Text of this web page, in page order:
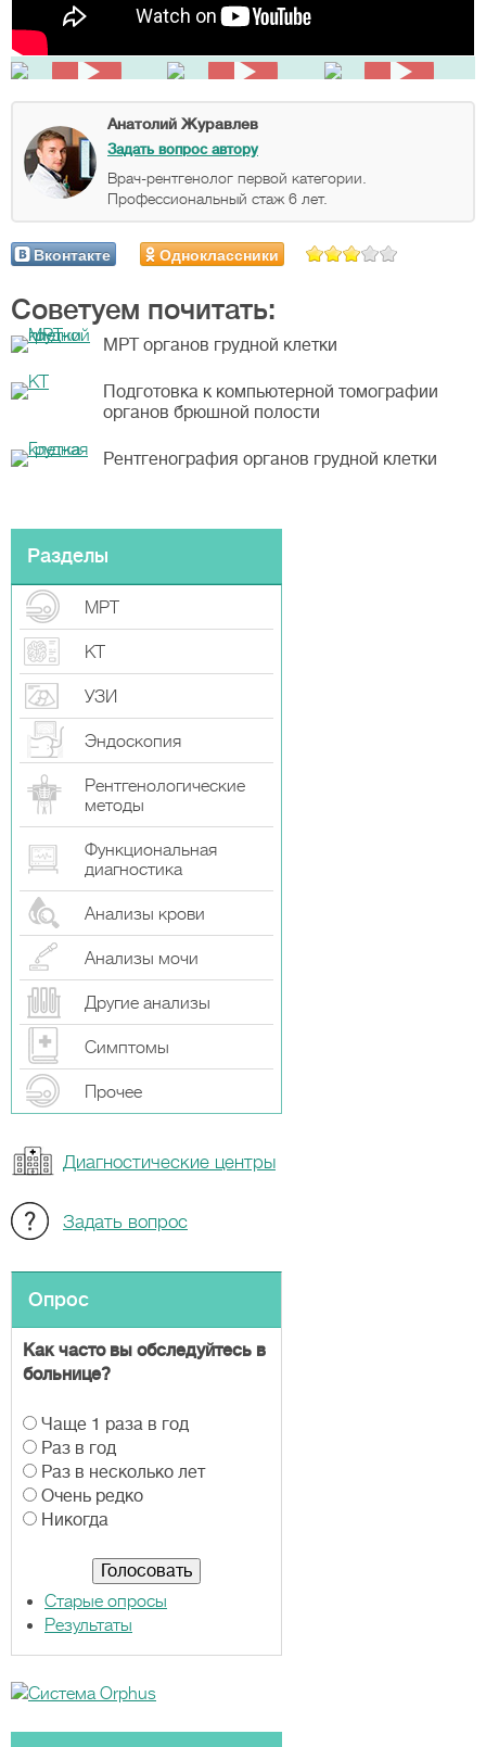
Анатолий Журавлев
Задать вопрос автору
Врач-рентгенолог первой категории.
Профессиональный стаж 6 лет.
Вконтакте Одноклассники
Советуем почитать:
МРТ органов грудной клетки
Подготовка к компьютерной томографии
органов брюшной полости
Рентгенография органов грудной клетки
Разделы
МРТ
КТ
УЗИ
Эндоскопия
Рентгенологические
методы
Функциональная
диагностика
Анализы крови
Анализы мочи
Другие анализы
Симптомы
Прочeе
Диагностические центры
Задать вопрос
Опрос
Как часто вы обследуйтесь в
больнице?
В
а
р
и
а
Чаще 1 раза в год
Раз в год
Раз в несколько лет
Очень редко
Никогда
Старые опросы
Результаты